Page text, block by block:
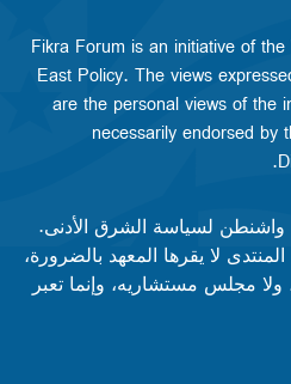
Fikra Forum is an initiative of
East Policy. The views
are the personal views of the
necessarily endorsed by
واشنطن لسياسة الشرق الأدنى.
لا يقرها المعهد بالضرورة،
مجلس مستشاريه، وإنما تعبر